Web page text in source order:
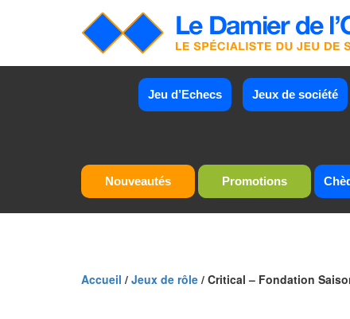
Jeu d’Echecs Jeux de société
Nouveautés Promotions
Accueil / Jeux de rôle / Critical – Fondation